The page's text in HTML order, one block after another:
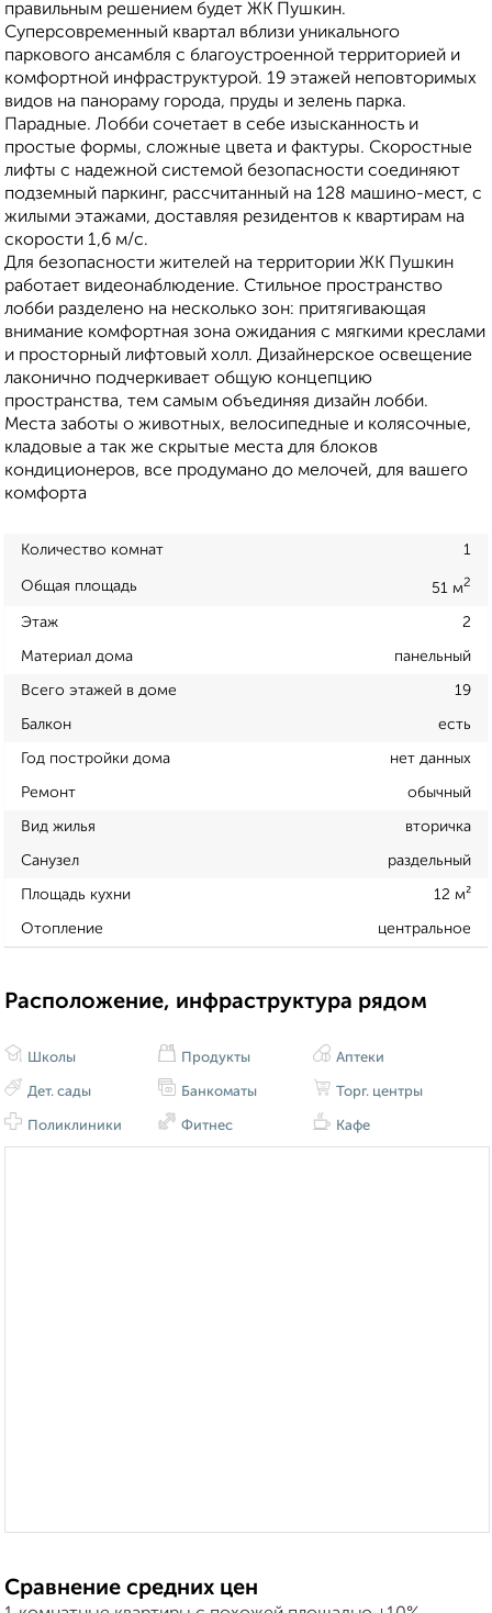
правильным решением будет ЖК Пушкин.
Суперсовременный квартал вблизи уникального
паркового ансамбля с благоустроенной территорией и
комфортной инфраструктурой. 19 этажей неповторимых
видов на панораму города, пруды и зелень парка.
Парадные. Лобби сочетает в себе изысканность и
простые формы, сложные цвета и фактуры. Скоростные
лифты с надежной системой безопасности соединяют
подземный паркинг, рассчитанный на 128 машино-мест, с
жилыми этажами, доставляя резидентов к квартирам на
скорости 1,6 м/с.
Для безопасности жителей на территории ЖК Пушкин
работает видеонаблюдение. Стильное пространство
лобби разделено на несколько зон: притягивающая
внимание комфортная зона ожидания с мягкими креслами
и просторный лифтовый холл. Дизайнерское освещение
лаконично подчеркивает общую концепцию
пространства, тем самым объединяя дизайн лобби.
Места заботы о животных, велосипедные и колясочные,
кладовые а так же скрытые места для блоков
кондиционеров, все продумано до мелочей, для вашего
комфорта
Количество комнат 1
Общая площадь 51 м2
Этаж 2
Материал дома панельный
Всего этажей в доме 19
Балкон есть
Год постройки дома нет данных
Ремонт обычный
Вид жилья вторичка
Санузел раздельный
Площадь кухни 12 м²
Отопление центральное
Расположение, инфраструктура рядом
Школы
Дет. сады
Поликлиники
Продукты
Банкоматы
Фитнес
Аптеки
Торг. центры
Кафе
Сравнение средних цен